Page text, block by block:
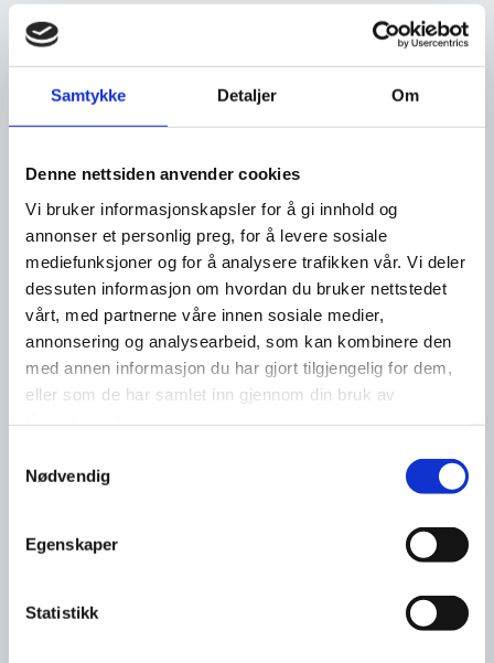
Samtykke Detaljer Om
Denne nettsiden anvender cookies
Vi bruker informasjonskapsler for å gi innhold og
annonser et personlig preg, for å levere sosiale
mediefunksjoner og for å analysere trafikken vår. Vi deler
dessuten informasjon om hvordan du bruker nettstedet
vårt, med partnerne våre innen sosiale medier,
annonsering og analysearbeid, som kan kombinere den
med annen informasjon du har gjort tilgjengelig for dem,
eller som de har samlet inn gjennom din bruk av
Nødvendig
Egenskaper
Statistikk